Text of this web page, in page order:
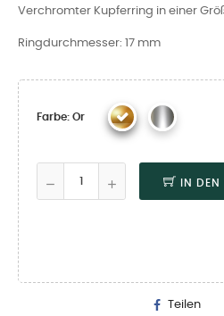
Verchromter Kupferring in einer
Ringdurchmesser: 17 mm
Farbe: Or
IN
Teilen